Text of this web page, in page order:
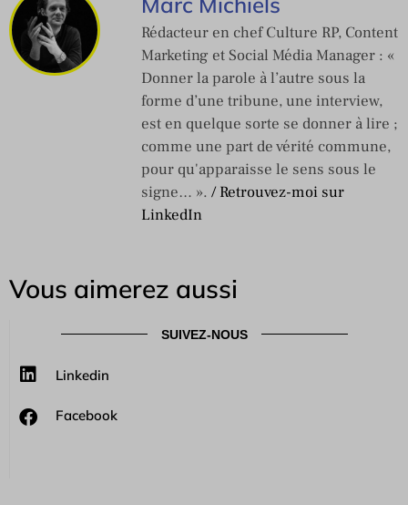
Rédacteur en chef Culture RP, Content
Marketing et Social Média Manager : «
Donner la parole à l’autre sous la
forme d’une tribune, une interview,
est en quelque sorte se donner à lire ;
comme une part de vérité commune,
pour qu'apparaisse le sens sous le
signe… ». / Retrouvez-moi sur
LinkedIn
Vous aimerez aussi
SUIVEZ-NOUS
Linkedin
Facebook